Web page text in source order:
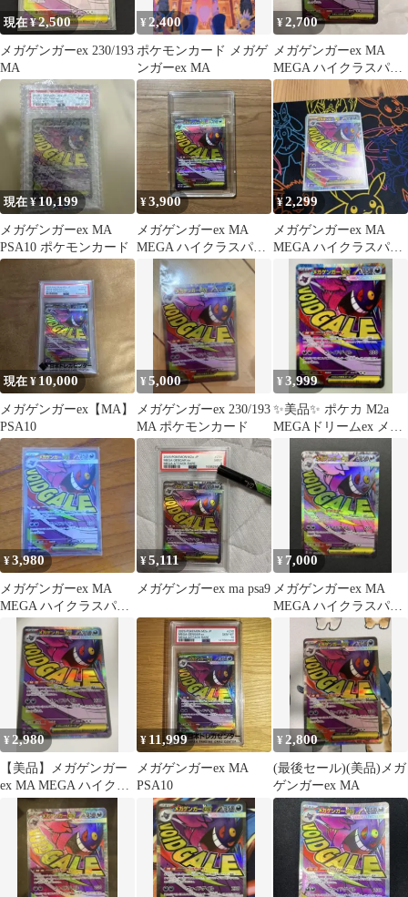
現在 ¥2,500
メガゲンガーex 230/193
MA
¥ 2,400
ポケモンカード メガゲ
ンガーex MA
¥2,700
メガゲンガーex MA
MEGA ハイクラスパッ
ク MEGAドリームex キ
ラ…
現在 ¥10,199
メガゲンガーex MA
PSA10 ポケモンカード
¥3,900
メガゲンガーex MA
MEGA ハイクラスパッ
ク MEGAドリームex
¥2,299
メガゲンガーex MA
MEGA ハイクラスパッ
ク MEGAドリームex
現在 ¥10,000
メガゲンガーex【MA】
PSA10
¥5,000
メガゲンガーex 230/193
MA ポケモンカード
¥3,999
✨美品✨ ポケカ M2a
MEGAドリームex メガ
ゲンガーex MA
¥3,980
メガゲンガーex MA
MEGA ハイクラスパッ
ク MEGAドリームex キ
ラ…
¥5,111
メガゲンガーex ma psa9
¥ 7,000
メガゲンガーex MA
MEGA ハイクラスパッ
ク MEGAドリームex
¥2,980
【美品】メガゲンガー
ex MA MEGA ハイクラ
スパック MEGAドリー
ムex
¥ 11,999
メガゲンガーex MA
PSA10
¥2,800
(最後セール)(美品)メガ
ゲンガーex MA